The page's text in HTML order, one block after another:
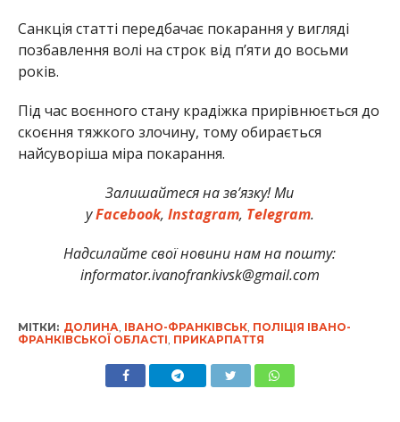
Санкція статті передбачає покарання у вигляді
позбавлення волі на строк від п’яти до восьми
років.
Під час воєнного стану крадіжка прирівнюється до
скоєння тяжкого злочину, тому обирається
найсуворіша міра покарання.
Залишайтеся на зв’язку! Ми
уFacebook, Instagram, Telegram.
Надсилайте свої новини нам на пошту:
informator.ivanofrankivsk@gmail.com
МІТКИ: ДОЛИНА ІВАНО-ФРАНКІВСЬК, ПОЛІЦІЯ ІВАНО-
ФРАНКІВСЬКОЇ ОБЛАСТІ ПРИКАРПАТТЯ